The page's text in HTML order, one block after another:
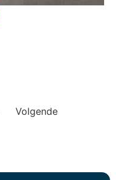
Volgende